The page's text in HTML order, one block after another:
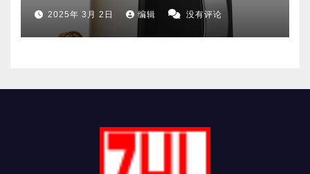
2025年 3月 2日 编辑 没有评论